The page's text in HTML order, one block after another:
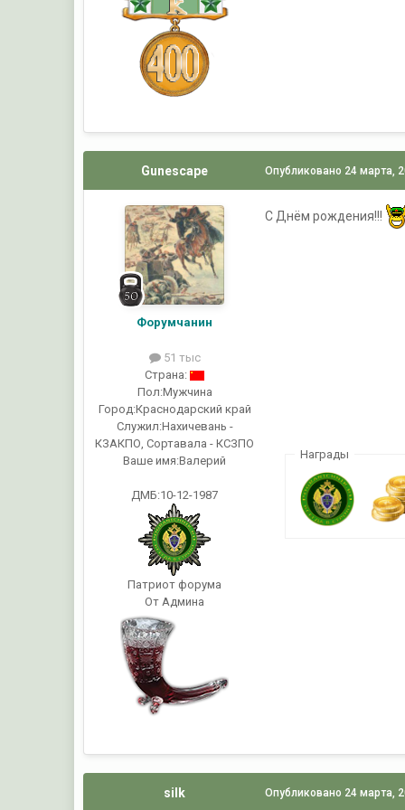
Gunescape
Форумчанин
51 тыс
Страна:
Пол:Мужчина
Город:Краснодарский край
Служил:Нахичевань -
КЗАКПО, Сортавала - КСЗПО
Ваше имя:Валерий
ДМБ:10-12-1987
Патриот форума
От Админа
Опубликовано 24 марта,
С Днём рождения!!!
Награды
silk Опубликовано 24 марта,